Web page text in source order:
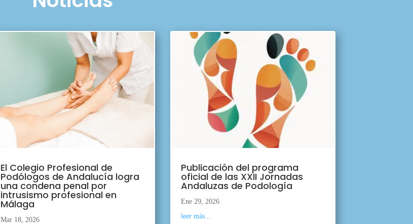
El Colegio Profesional de
Podólogos de Andalucía logra
una condena penal por
intrusismo profesional en
Málaga
Mar 18, 2026
Publicación del programa
oficial de las XXII Jornadas
Andaluzas de Podología
Ene 29, 2026
leer más...